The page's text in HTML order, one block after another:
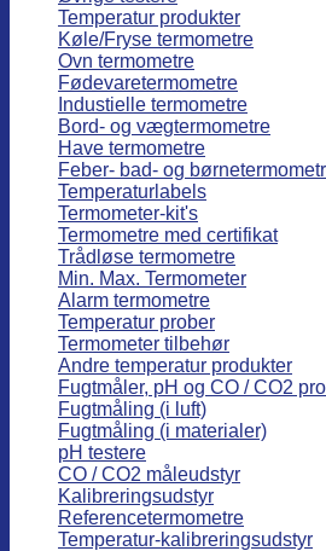
Temperatur produkter
Køle/Fryse termometre
Ovn termometre
Fødevaretermometre
Industielle termometre
Bord- og vægtermometre
Have termometre
Feber- bad- og
Temperaturlabels
Termometer-kit's
Termometre med certifikat
Trådløse termometre
Min. Max. Termometer
Alarm termometre
Temperatur prober
Termometer tilbehør
Andre temperatur produkter
Fugtmåler, pH og CO / CO2
Fugtmåling (i luft)
Fugtmåling (i materialer)
pH testere
CO / CO2 måleudstyr
Kalibreringsudstyr
Referencetermometre
Temperatur-kalibreringsudstyr